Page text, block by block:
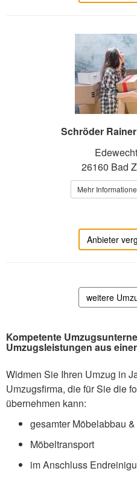
Schröder
26160 Bad
Mehr
Anbieter
weitere
Kompetente
Umzugsleistungen aus
Widmen Sie Ihren Umzug in
Umzugsfirma, die für Sie die
übernehmen kann:
gesamter Möbelabbau
Möbeltransport
im Anschluss